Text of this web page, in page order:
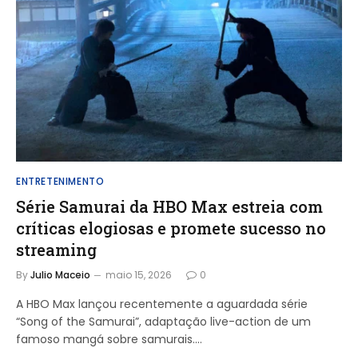
ENTRETENIMENTO
Série Samurai da HBO Max estreia com
críticas elogiosas e promete sucesso no
streaming
ByJulio Maceio maio 15, 2026 0
A HBO Max lançou recentemente a aguardada série
“Song of the Samurai”, adaptação live-action de um
famoso mangá sobre samurais.…